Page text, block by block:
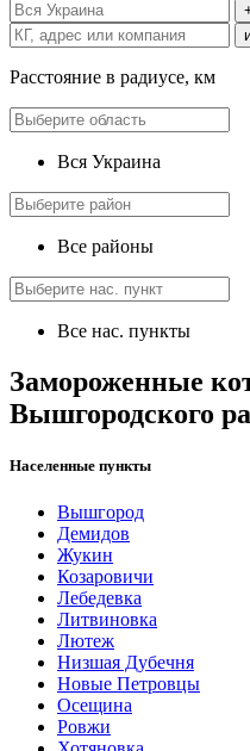
Расстояние в радиусе, км
Вся Украина
Все районы
Все нас. пункты
Замороженные
Вышгородского
Населенные пункты
Вышгород
Демидов
Жукин
Козаровичи
Лебедевка
Литвиновка
Лютеж
Низшая Дубечня
Новые Петровцы
Осещина
Ровжи